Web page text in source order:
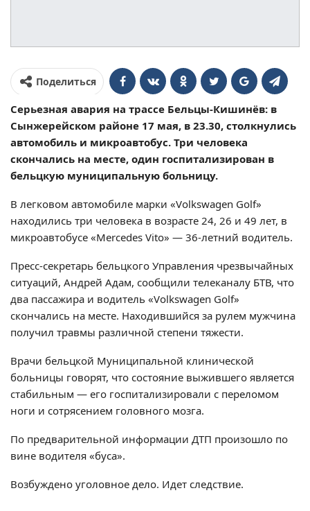
Поделиться
Серьезная авария на трассе Бельцы-Кишинёв: в
Сынжерейском районе 17 мая, в 23.30, столкнулись
автомобиль и микроавтобус. Три человека
скончались на месте, один госпитализирован в
бельцкую муниципальную больницу.
В легковом автомобиле марки «Volkswagen Golf»
находились три человека в возрасте 24, 26 и 49 лет, в
микроавтобусе «Mercedes Vito» — 36-летний водитель.
Пресс-секретарь бельцкого Управления чрезвычайных
ситуаций, Андрей Адам, сообщили телеканалу БТВ, что
два пассажира и водитель «Volkswagen Golf»
скончались на месте. Находившийся за рулем мужчина
получил травмы различной степени тяжести.
Врачи бельцкой Муниципальной клинической
больницы говорят, что состояние выжившего является
стабильным — его госпитализировали с переломом
ноги и сотрясением головного мозга.
По предварительной информации ДТП произошло по
вине водителя «буса».
Возбуждено уголовное дело. Идет следствие.